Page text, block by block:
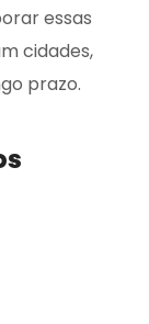
essas
cidades,
prazo.